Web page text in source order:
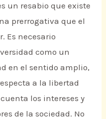
un resabio que existe
prerrogativa que el
Es necesario
como un
en el sentido amplio,
a la libertad
los intereses y
de la sociedad. No